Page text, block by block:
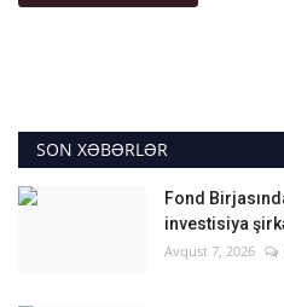
SON XƏBƏRLƏR
Fond
investisiya
Avqust 7, 2026